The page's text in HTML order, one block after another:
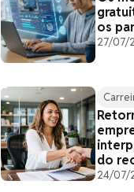
os
27/07/
do
24/07/